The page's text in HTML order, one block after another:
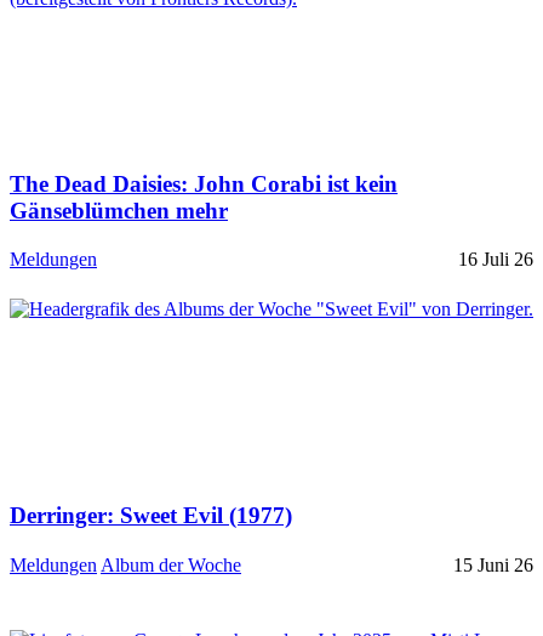
The Dead Daisies: John Corabi ist kein
Gänseblümchen mehr
Meldungen 16 Juli 26
Derringer: Sweet Evil (1977)
Meldungen Album der Woche 15 Juni 26